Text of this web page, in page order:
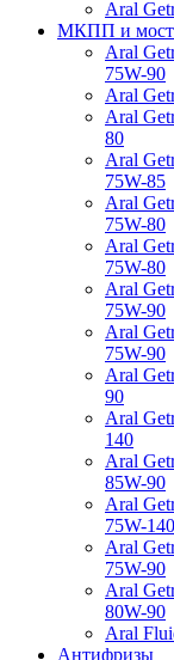
Aral
МКПП и
Aral
75W-90
Aral
Aral
80
Aral
75W-85
Aral
75W-80
Aral
75W-80
Aral
75W-90
Aral
75W-90
Aral
90
Aral
140
Aral
85W-90
Aral
75W-140
Aral
75W-90
Aral
80W-90
Aral
Антифризы